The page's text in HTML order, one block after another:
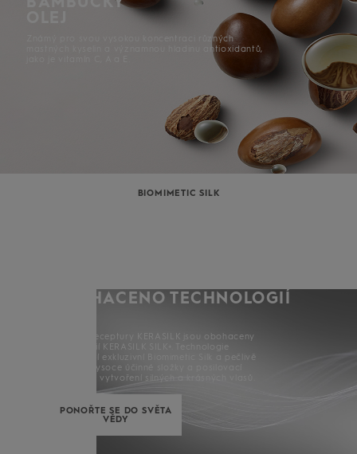
Známý pro svou vysokou koncentraci různých
mastných kyselin a významnou hladinu antioxidantů,
BIOMIMETIC SILK
OBOHACENO TECHNOLOGIÍ
Všechny receptury KERASILK jsou obohaceny
technologií KERASILK SILK+. Technologie
kombinující exkluzivní Biomimetic Silk a pečlivě
vybrané vysoce účinné složky a posilovací
složky pro vytvoření silných a krásných vlasů.
PONOŘTE SE DO SVĚTA
VĚDY